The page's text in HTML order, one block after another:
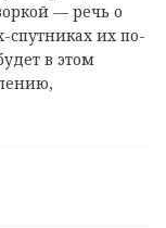
— речь о
спутниках их по-
в этом